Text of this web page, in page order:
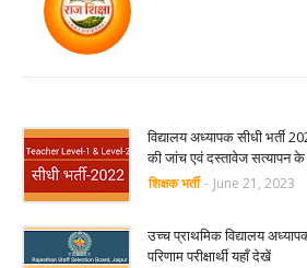
विद्यालय अध्यापक सीधी भर्ती
की जांच एवं दस्तावेज सत्यापन के
शिक्षक भर्ती - June 21, 2023
उच्च प्राथमिक विद्यालय
परिणाम परीक्षार्थी यहाँ देखें